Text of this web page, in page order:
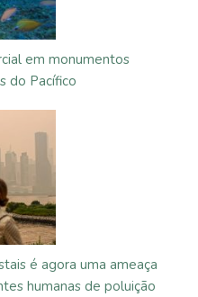
em monumentos
do Pacífico
é agora uma ameaça
humanas de poluição